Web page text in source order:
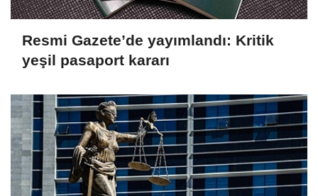
Resmi Gazete’de yayımlandı: Kritik
yeşil pasaport kararı